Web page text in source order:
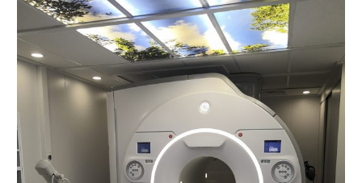
IRM
au
CIPAD